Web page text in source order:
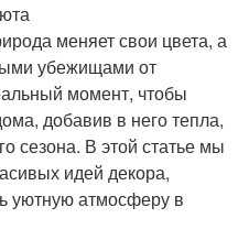
меняет свои цвета, а
убежищами от
момент, чтобы
добавив в него тепла,
сезона. В этой статье мы
идей декора,
уютную атмосферу в